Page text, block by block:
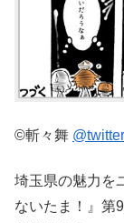
©斬々舞 @twitter
埼玉県の魅力を
ないたま！』第